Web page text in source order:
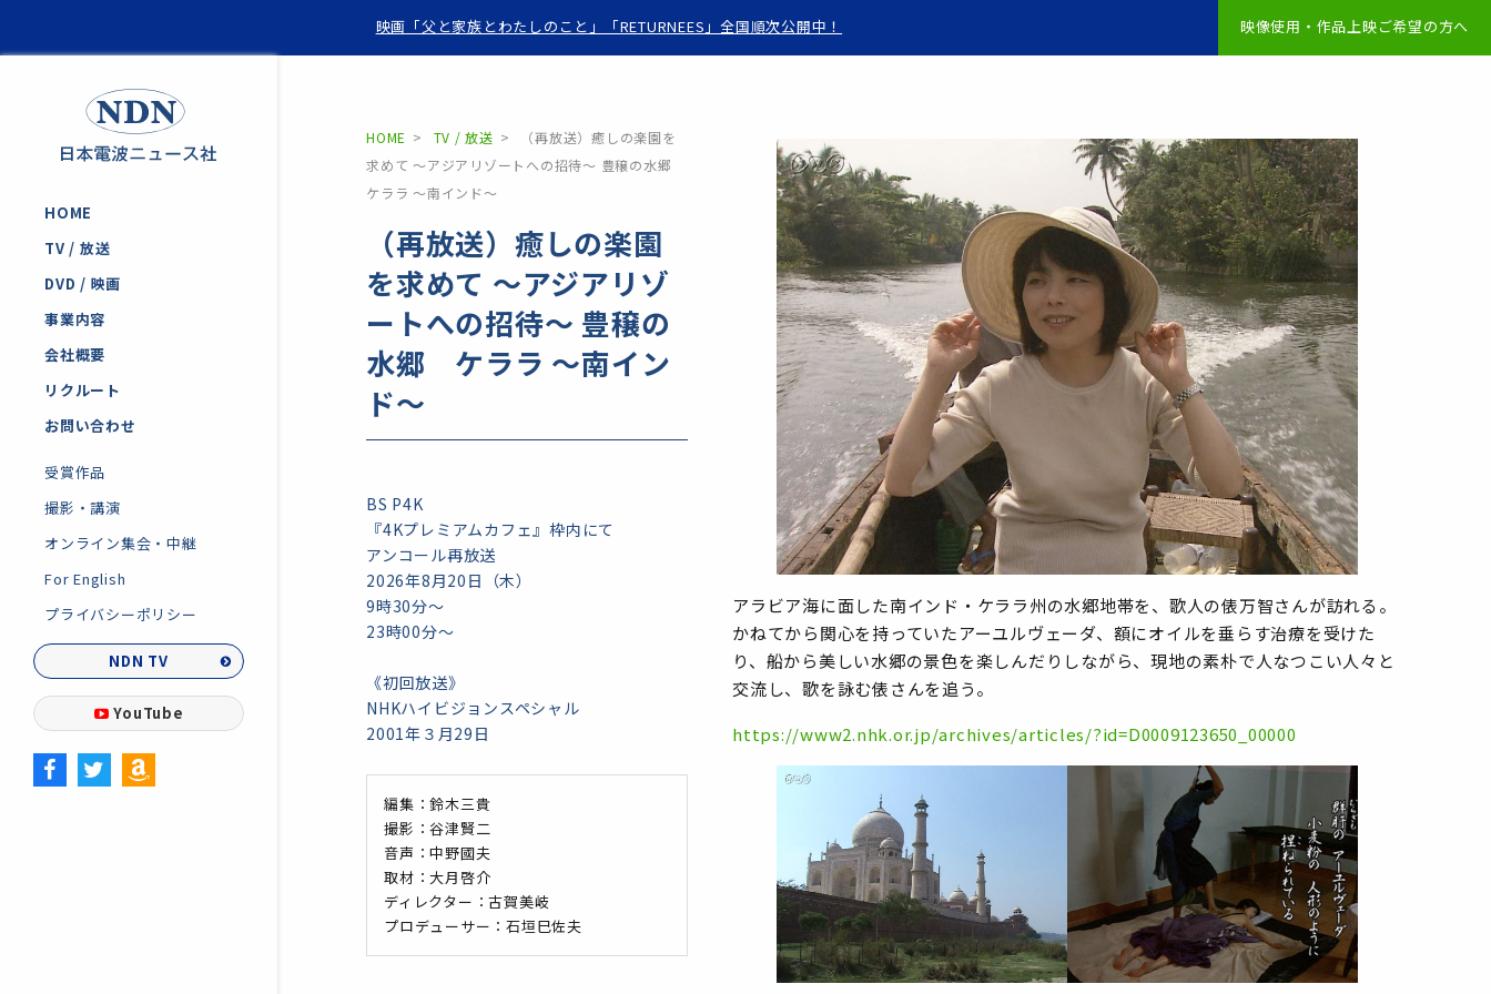
映画「父と家族とわたしのこと」「RETURNEES」全国順次公開中！ 映像使用・作品上映ご希望の方へ
HOME
TV / 放送
DVD / 映画
事業内容
会社概要
リクルート
お問い合わせ
受賞作品
撮影・講演
オンライン集会・中継
For English
プライバシーポリシー
NDN TV
YouTube
HOME TV / 放送
（再放送）癒しの楽園を
求めて ～アジアリゾートへの招待～ 豊穣の水郷
ケララ ～南インド～
（再放送）癒しの楽園
を求めて ～アジアリゾ
ートへの招待～ 豊穣の
水郷 ケララ ～南イン
ド～
BS P4K
『4Kプレミアムカフェ』枠内にて
アンコール再放送
2026年8月20日（木）
9時30分～
23時00分～
《初回放送》
NHKハイビジョンスペシャル
2001年３月29日
編集：鈴木三貴
撮影：谷津賢二
音声：中野國夫
取材：大月啓介
ディレクター：古賀美岐
プロデューサー：石垣巳佐夫
アラビア海に面した南インド・ケララ州の水郷地帯を、歌人の俵万智さんが訪れる。
かねてから関心を持っていたアーユルヴェーダ、額にオイルを垂らす治療を受けた
り、船から美しい水郷の景色を楽しんだりしながら、現地の素朴で人なつこい人々と
交流し、歌を詠む俵さんを追う。
https://www2.nhk.or.jp/archives/articles/?id=D0009123650_00000